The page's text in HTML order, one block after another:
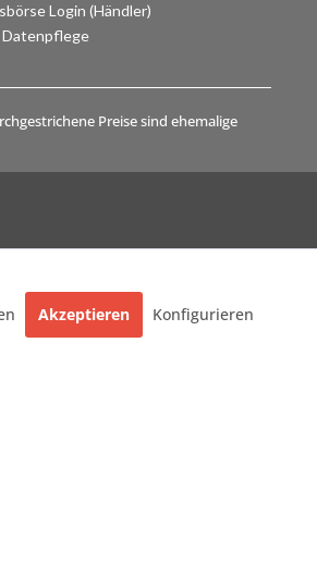
Login (Händler)
Datenpflege
Preise sind ehemalige
Akzeptieren Konfigurieren